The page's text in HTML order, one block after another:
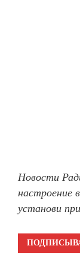
Новости
настроение
установи